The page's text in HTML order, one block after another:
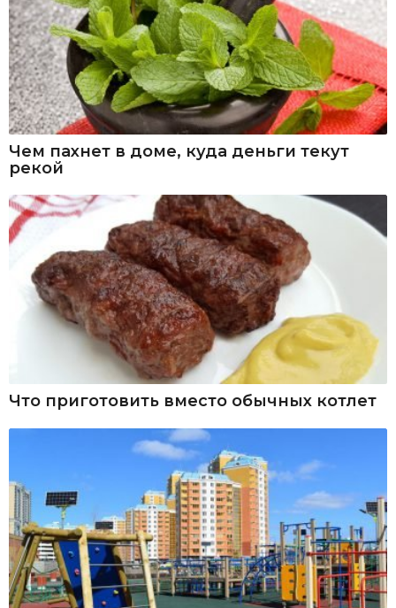
Чем пахнет в доме, куда деньги текут
рекой
Что приготовить вместо обычных котлет